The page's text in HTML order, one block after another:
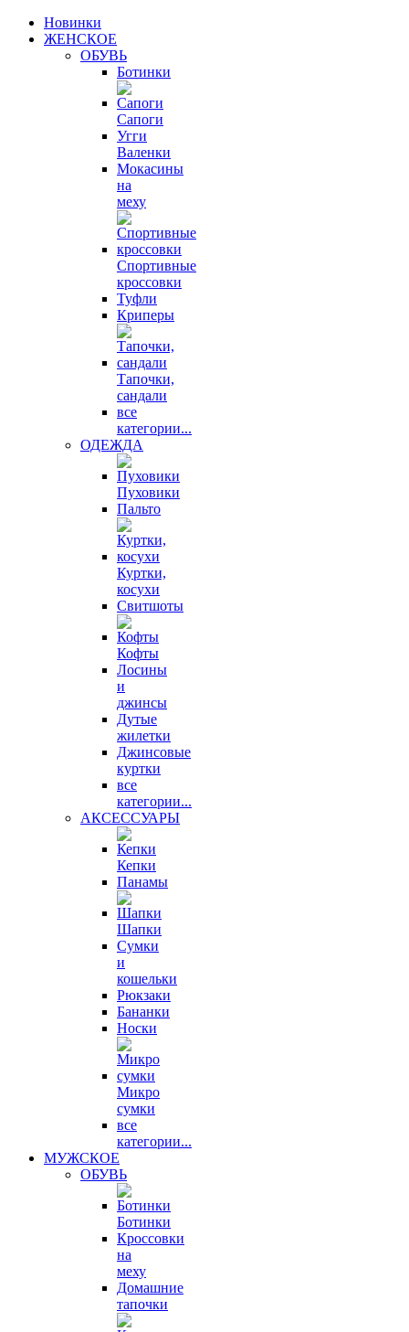
Новинки
ЖЕНСКОЕ
ОБУВЬ
Ботинки
Сапоги
Угги
Валенки
Мокасины
на
меху
Спортивные
кроссовки
Туфли
Криперы
Тапочки,
сандали
все
категории...
ОДЕЖДА
Пуховики
Пальто
Куртки,
косухи
Свитшоты
Кофты
Лосины
и
джинсы
Дутые
жилетки
Джинсовые
куртки
все
категории...
АКСЕССУАРЫ
Кепки
Панамы
Шапки
Сумки
и
кошельки
Рюкзаки
Бананки
Носки
Микро
сумки
все
категории...
МУЖСКОЕ
ОБУВЬ
Ботинки
Кроссовки
на
меху
Домашние
тапочки